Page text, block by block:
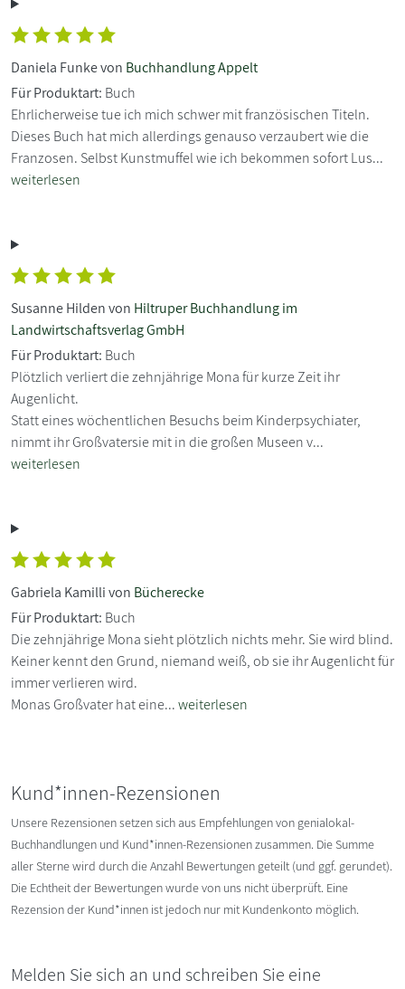
Daniela Funke von Buchhandlung Appelt
Für Produktart: Buch
Ehrlicherweise tue ich mich schwer mit französischen Titeln.
Dieses Buch hat mich allerdings genauso verzaubert wie die
Franzosen. Selbst Kunstmuffel wie ich bekommen sofort Lus...
weiterlesen
Susanne Hilden von Hiltruper Buchhandlung im
Landwirtschaftsverlag GmbH
Für Produktart: Buch
Plötzlich verliert die zehnjährige Mona für kurze Zeit ihr
Augenlicht.
Statt eines wöchentlichen Besuchs beim Kinderpsychiater,
nimmt ihr Großvatersie mit in die großen Museen v...
weiterlesen
Gabriela Kamilli von Bücherecke
Für Produktart: Buch
Die zehnjährige Mona sieht plötzlich nichts mehr. Sie wird blind.
Keiner kennt den Grund, niemand weiß, ob sie ihr Augenlicht für
immer verlieren wird.
Monas Großvater hat eine...weiterlesen
Kund*innen-Rezensionen
Unsere Rezensionen setzen sich aus Empfehlungen von genialokal-
Buchhandlungen und Kund*innen-Rezensionen zusammen. Die Summe
aller Sterne wird durch die Anzahl Bewertungen geteilt (und ggf. gerundet).
Die Echtheit der Bewertungen wurde von uns nicht überprüft. Eine
Rezension der Kund*innen ist jedoch nur mit Kundenkonto möglich.
Melden Sie sich an und schreiben Sie eine